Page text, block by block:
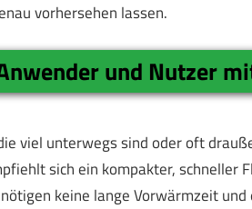
vorhersehen lassen.
und Nutzer
viel unterwegs sind oder oft
sich ein kompakter, schneller
keine lange Vorwärmzeit